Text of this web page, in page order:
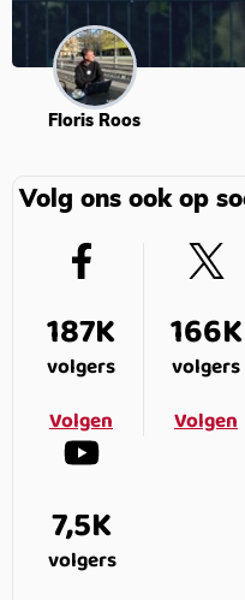
Floris Roos
Volg ons ook op
187K
volgers
Volgen
166K
volgers
Volgen
7,5K
volgers